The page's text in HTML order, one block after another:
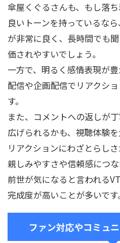
傘屋くぐるさんも、もし落
良いトーンを持っているな
が非常に良く、長時間でも
価されやすいでしょう。
一方で、明るく感情表現が
配信や企画配信でリアクシ
す。
また、コメントへの返しが
広げられるかも、視聴体験を
リアクションにわざとらし
親しみやすさや信頼感につな
前世が気になると言われる
完成度が高いことが多いです。
ファン対応やコミュ